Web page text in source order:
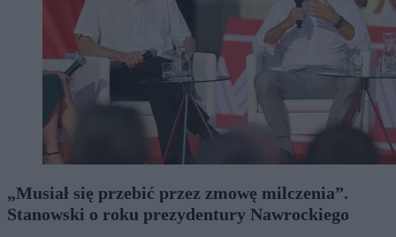
„Musiał się przebić przez zmowę milczenia”.
Stanowski o roku prezydentury Nawrockiego